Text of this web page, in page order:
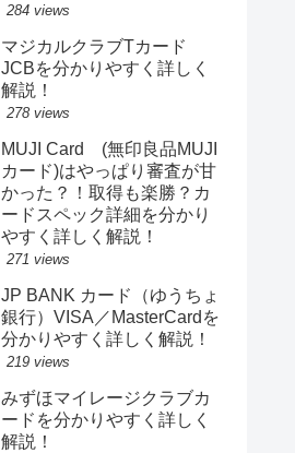
284 views
マジカルクラブTカード
JCBを分かりやすく詳しく
解説！
278 views
MUJI Card (無印良品MUJI
カード)はやっぱり審査が甘
かった？！取得も楽勝？カ
ードスペック詳細を分かり
やすく詳しく解説！
271 views
JP BANK カード（ゆうちょ
銀行）VISA／MasterCardを
分かりやすく詳しく解説！
219 views
みずほマイレージクラブカ
ードを分かりやすく詳しく
解説！